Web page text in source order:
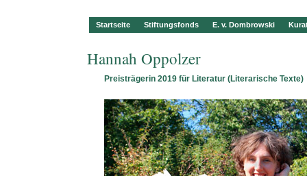
Startseite Stiftungsfonds E. v. Dombrowski
Hannah Oppolzer
Preisträgerin 2019 für Literatur (Literarische Texte)